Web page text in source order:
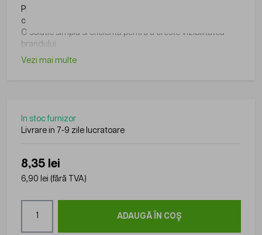
Produs din gama Roly, practic si usor de folosit in diverse
contexte.
O solutie simpla si eficienta pentru a creste vizibilitatea
brandului.
Vezi mai multe
In stoc furnizor
Livrare in 7-9 zile lucratoare
8,35 lei
6,90 lei (fără TVA)
ADAUGĂ ÎN COȘ